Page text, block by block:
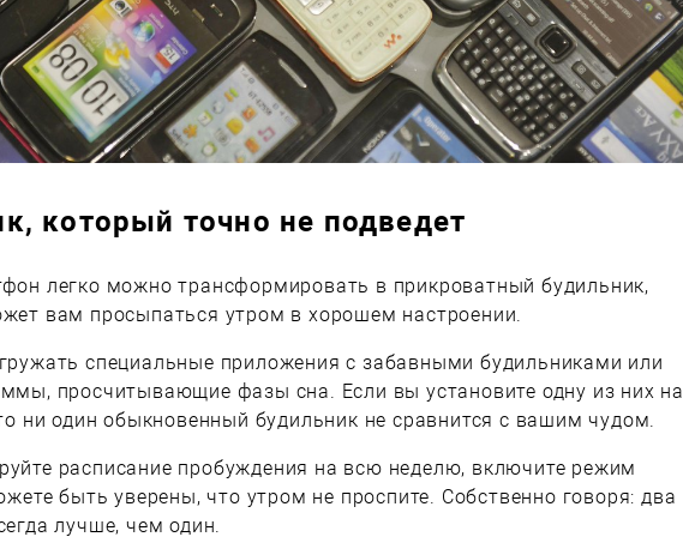
который точно не подведет
легко можно трансформировать в прикроватный будильник,
вам просыпаться утром в хорошем настроении.
специальные приложения с забавными будильниками или
просчитывающие фазы сна. Если вы установите одну из них на
ни один обыкновенный будильник не сравнится с вашим чудом.
расписание пробуждения на всю неделю, включите режим
быть уверены, что утром не проспите. Собственно говоря: два
лучше, чем один.